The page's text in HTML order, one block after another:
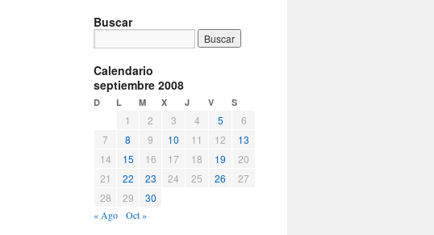
Buscar
Calendario
septiembre 2008
D L M X J V S
1 2 3 4 5
6
7
8 9 10 11 12
13
14
15 16 17 18 19
20
21
22 23 24 25 26
27
28
29 30
« Ago Oct »